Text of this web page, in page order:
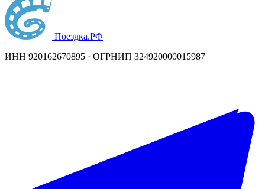
Поездка.РФ
ИНН 920162670895 · ОГРНИП 324920000015987